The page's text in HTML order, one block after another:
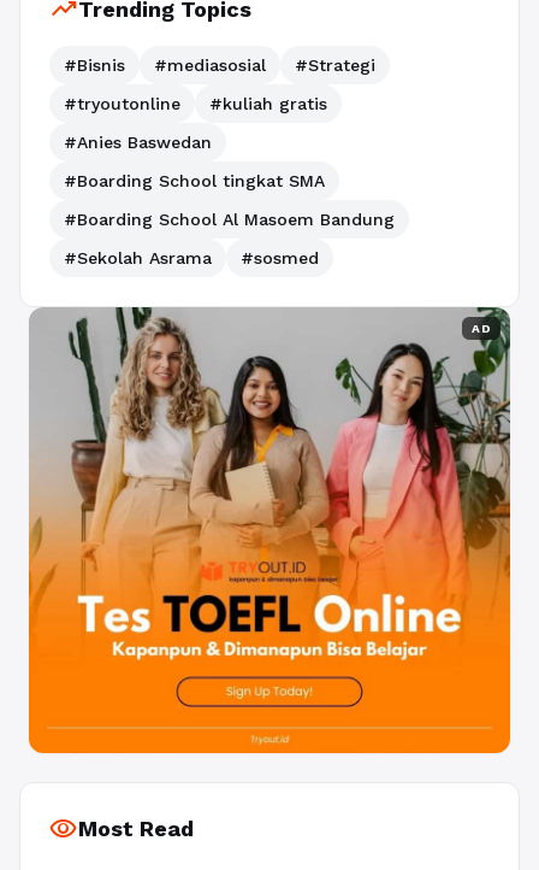
trending_upTrending Topics
#Bisnis #mediasosial
#Strategi
#tryoutonline
#kuliah gratis
#Anies Baswedan
#Boarding School tingkat SMA
#Boarding School Al Masoem Bandung
#Sekolah Asrama
#sosmed
AD
visibilityMost Read